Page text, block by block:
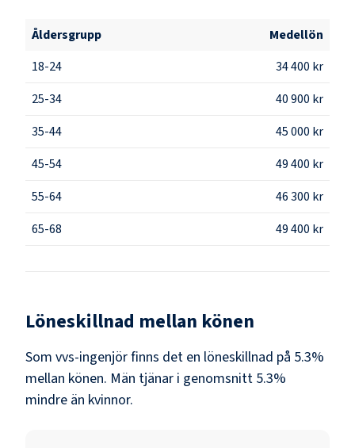
Åldersgrupp
Medellön
18-24
34 400 kr
25-34
40 900 kr
35-44
45 000 kr
45-54
49 400 kr
55-64
46 300 kr
65-68
49 400 kr
Löneskillnad mellan könen
Som vvs-ingenjörfinns det en löneskillnad på 5.3%
mellan könen. Män tjänar i genomsnitt 5.3%
mindre än kvinnor.